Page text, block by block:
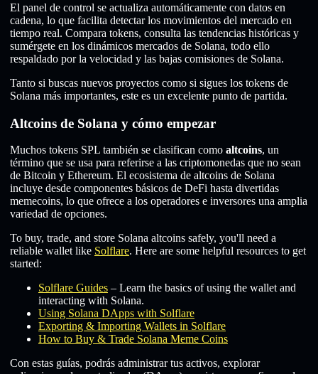
El panel de control se actualiza automáticamente con datos en
cadena, lo que facilita detectar los movimientos del mercado en
tiempo real. Compara tokens, consulta las tendencias históricas y
sumérgete en los dinámicos mercados de Solana, todo ello
respaldado por la velocidad y las bajas comisiones de Solana.
Tanto si buscas nuevos proyectos como si sigues los tokens de
Solana más importantes, este es un excelente punto de partida.
Altcoins de Solana y cómo empezar
Muchos tokens SPL también se clasifican como altcoins, un
término que se usa para referirse a las criptomonedas que no sean
de Bitcoin y Ethereum. El ecosistema de altcoins de Solana
incluye desde componentes básicos de DeFi hasta divertidas
memecoins, lo que ofrece a los operadores e inversores una amplia
variedad de opciones.
To buy, trade, and store Solana altcoins safely, you'll need a
reliable wallet like Solflare. Here are some helpful resources to get
started:
Solflare Guides – Learn the basics of using the wallet and
interacting with Solana.
Using Solana DApps with Solflare
Exporting & Importing Wallets in Solflare
How to Buy & Trade Solana Meme Coins
Con estas guías, podrás administrar tus activos, explorar